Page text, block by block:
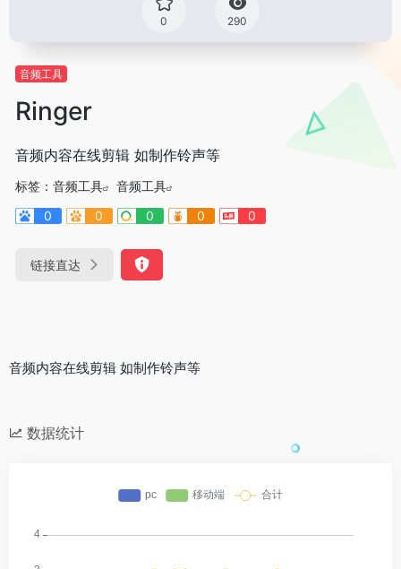
0 290
音频工具
Ringer
音频内容在线剪辑 如制作铃声等
标签： 音频工具
音频工具
0
0 0 0 0
链接直达
音频内容在线剪辑 如制作铃声等
数据统计